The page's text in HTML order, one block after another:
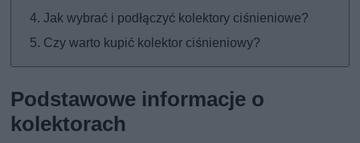
Jak wybrać i podłączyć kolektory ciśnieniowe?
Czy warto kupić kolektor ciśnieniowy?
Podstawowe informacje o
kolektorach